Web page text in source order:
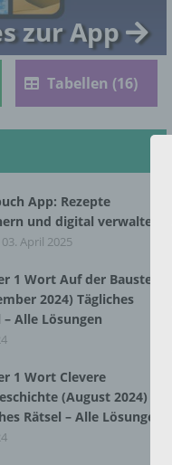
zur App
Tabellen (16)
App: Rezepte
und digital verwalten
03. April 2025
1 Wort Auf der Baustelle
2024) Tägliches
– Alle Lösungen
1 Wort Clevere
(August 2024)
Rätsel – Alle Lösungen